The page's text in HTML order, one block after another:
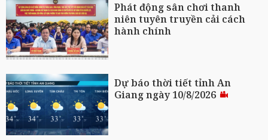
Phát động sân chơi thanh
niên tuyên truyền cải cách
hành chính
Dự báo thời tiết tỉnh An
Giang ngày 10/8/2026